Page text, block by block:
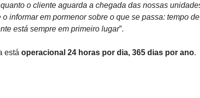
o cliente aguarda a chegada das nossas
informar em pormenor sobre o que se passa: tempo
está sempre em primeiro lugar”.
está operacional 24 horas por dia, 365 dias por ano.